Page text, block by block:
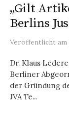
„Gilt
Berlins
Veröffentlicht am
Dr. Klaus
Berliner
der Gründung
JVA Te...